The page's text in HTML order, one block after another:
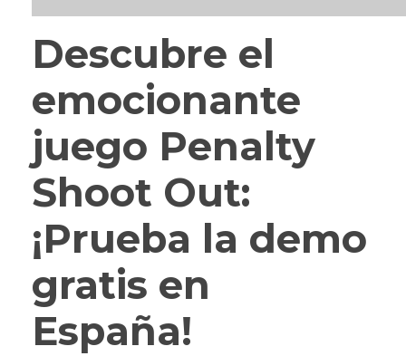
Descubre el
emocionante
juego Penalty
Shoot Out:
¡Prueba la demo
gratis en
España!